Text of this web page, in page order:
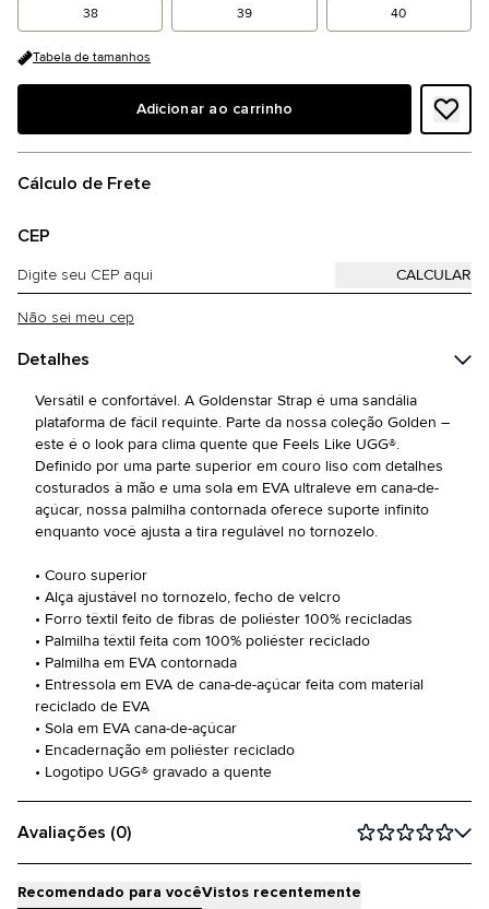
38 39 40
Tabela de tamanhos
Adicionar ao carrinho
Cálculo de Frete
CEP
Não sei meu cep
Detalhes
Versátil e confortável. A Goldenstar Strap é uma sandália
plataforma de fácil requinte. Parte da nossa coleção Golden –
este é o look para clima quente que Feels Like UGG®.
Definido por uma parte superior em couro liso com detalhes
costurados à mão e uma sola em EVA ultraleve em cana-de-
açúcar, nossa palmilha contornada oferece suporte infinito
enquanto você ajusta a tira regulável no tornozelo.
• Couro superior
• Alça ajustável no tornozelo, fecho de velcro
• Forro têxtil feito de fibras de poliéster 100% recicladas
• Palmilha têxtil feita com 100% poliéster reciclado
• Palmilha em EVA contornada
• Entressola em EVA de cana-de-açúcar feita com material
reciclado de EVA
• Sola em EVA cana-de-açúcar
• Encadernação em poliéster reciclado
• Logotipo UGG® gravado a quente
Avaliações (0)
Recomendado para vocêVistos recentemente